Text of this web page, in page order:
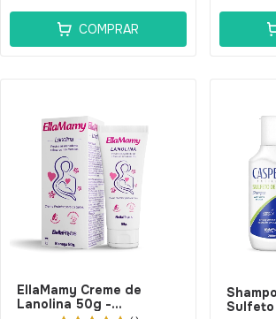
COMPRAR
EllaMamy Creme de
Lanolina 50g -
Sulfeto